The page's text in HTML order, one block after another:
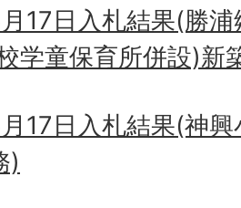
17日入札結果(勝
学童保育所併設)新
17日入札結果(神
)